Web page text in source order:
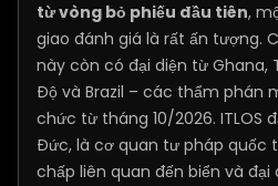
từ vòng bỏ phiếu đầu tiên,
giao đánh giá là rất ấn tượng.
này còn có đại diện từ Ghana,
Độ và Brazil – các thẩm phán
chức từ tháng 10/2026. ITLOS
Đức, là cơ quan tư pháp quốc
chấp liên quan đến biển và